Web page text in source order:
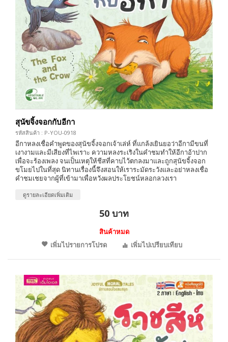
สุนัขจิ้งจอกกับอีกา
รหัสสินค้า : P-YOU-0918
อีกาหลงเชื่อคำพูดของสุนัขจิ้งจอกเจ้าเล่ห์ ที่แกล้งเยินยอว่าอีกามีขนที่
เงางามและมีเสียงที่ไพเราะ ความหลงระเริงในคำชมทำให้อีกาอ้าปาก
เพื่อจะร้องเพลง จนเป็นเหตุให้ชีสที่คาบไว้ตกลงมาและถูกสุนัขจิ้งจอก
ขโมยไปในที่สุด นิทานเรื่องนี้จึงสอนให้เราระมัดระวังและอย่าหลงเชื่อ
คำชมเชยจากผู้ที่เข้ามาเพื่อหวังผลประโยชน์หลอกลวงเรา
ดูรายละเอียดเพิ่มเติม
50 บาท
สินค้าหมด
เพิ่มไปรายการโปรด
เพิ่มไปเปรียบเทียบ